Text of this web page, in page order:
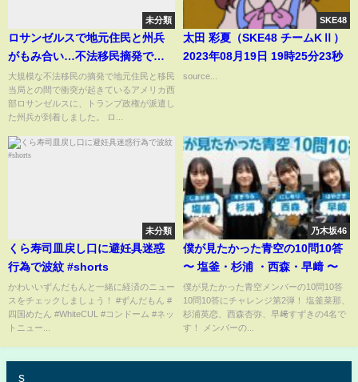
未分類
ロサンゼルスで地元住民と州兵
がもみ合い…不法移民摘発で衝
突続き州兵2000人派遣
大規模な不法移民の摘発で地元住民と移民
当局との間で衝突が起きているアメリカ西
部ロサンゼルスに、トランプ政権が派遣し
た州兵が到着しました。 ロ...
SKE48
太田 彩夏（SKE48 チームKⅡ）
2023年08月19日 19時25分23秒
source...
未分類
くら寿司皿戻し口に避妊具迷惑
行為で波紋 #shorts
かわいいずんだもんと一緒に経済のニュー
スをチェックしましょう！ #ずんだもん #
四国めたん #WhiteCUL #コンドーム #ネッ
トニュー...
乃木坂46
僕が見たかった青空の10問10答
〜 塩釜・杉浦 ・西森・早﨑 〜
僕が見たかった青空メンバーの10問10答
10問10答にチャレンジ第2弾！ 塩釜菜那、
杉浦英恋、西森杏弥、早﨑すずきの4名で
す！ メンバーの...
s